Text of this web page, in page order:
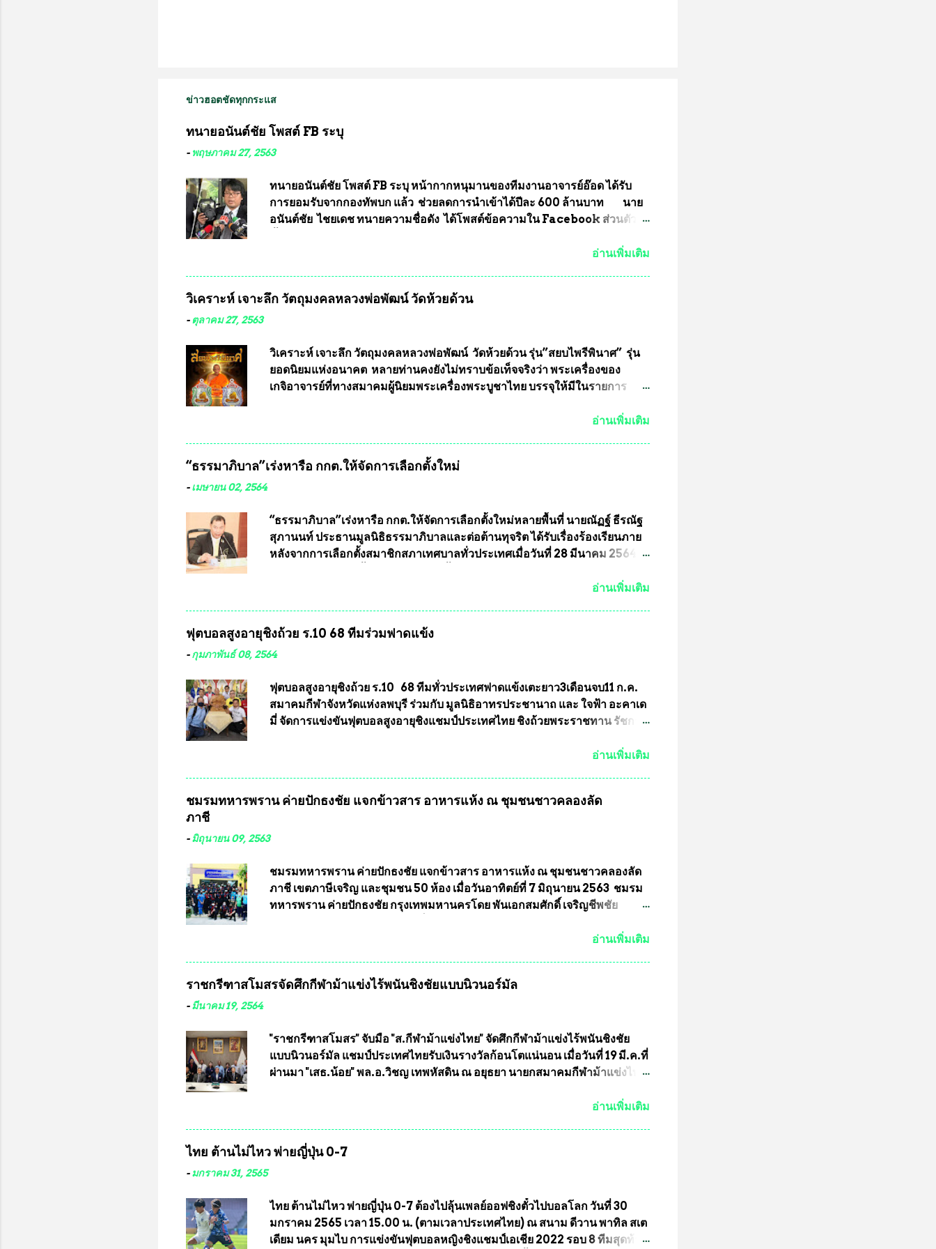
ข่าวฮอตชัดทุกกระแส
ทนายอนันต์ชัย โพสต์ FB ระบุ
- พฤษภาคม 27, 2563
ทนายอนันต์ชัย โพสต์ FB ระบุ หน้ากากหนุมานของทีมงานอาจารย์อ๊อด ได้รับ
การยอมรับจากกองทัพบก แล้ว ช่วยลดการนำเข้าได้ปีละ 600 ล้านบาท นาย
อนันต์ชัย ไชยเดช ทนายความชื่อดัง ได้โพสต์ข้อความใน Facebook ส่วนตัว
ว่า หน้ากากป้องกันสารพิษทางทหาร ถ้าสามารถผลิตได้ในประเทศไทย จะทำให้
กับประเทศชาติอย่างยิ่ง ผมจะดีใจและภูมิใจมากหากหน้ากากป้องกันสารพิษทาง
ทหารนี้ได้รับการผลิตในประเทศลดการนำเข้าโดยเด็ดขาด และสามารถผลิต
จำหน่ายส่งออกต่างประเทศได้ โดยทีมทนายความและทีมงา...
อ่านเพิ่มเติม
วิเคราะห์ เจาะลึก วัตถุมงคลหลวงพ่อพัฒน์ วัดห้วยด้วน
-ตุลาคม 27, 2563
วิเคราะห์ เจาะลึก วัตถุมงคลหลวงพ่อพัฒน์ วัดห้วยด้วน รุ่น”สยบไพรีพินาศ” รุ่น
ยอดนิยมแห่งอนาคต หลายท่านคงยังไม่ทราบข้อเท็จจริงว่า พระเครื่องของ
เกจิอาจารย์ที่ทางสมาคมผู้นิยมพระเครื่องพระบูชาไทย บรรจุให้มีในรายการ
หมุน แต่พระเครื่องหลวงพ่อคูณ มีเพียงบางรุ่นเท่านั้นที่อยู่ในรายการประกวด
ในอนาคต หากทางสมาคมฯ มีการบรรจุพระเครื่องหลวงพ่อพัฒน์ ให้มีการ
ประกวดแบบถาวรบ้าง ก็คงจะมีการคัดเลือกเพียงบางรุ่นเช่นกัน เนื่องจากพระ
เข้ารายการประกวดต้องมีคุณสมบัติชัดเจนดังนี้ 1.)พระทุกองค์จะต้องตอกโค๊ต
และรันหมายเลข (พร้อมทั้งมีการทำลายบล๊อก โค๊ด หมายเลข) 2.)ต้องมีการ
ประกาศจำนวนการจัดสร้างให้ชัดเจน ว่าสร้างจำนวนเท่าไหร่ (เพื่อป้องกันการปั๊ม
อ่านเพิ่มเติม
“ธรรมาภิบาล”เร่งหารือ กกต.ให้จัดการเลือกตั้งใหม่
-เมษายน 02, 2564
“ธรรมาภิบาล”เร่งหารือ กกต.ให้จัดการเลือกตั้งใหม่หลายพื้นที่ นายณัฏฐ์ ธีรณัฐ
สุภานนท์ ประธานมูลนิธิธรรมาภิบาลและต่อต้านทุจริต ได้รับเรื่องร้องเรียนภาย
หลังจากการเลือกตั้งสมาชิกสภาเทศบาลทั่วประเทศเมื่อวันที่ 28 มีนาคม 2564 ที่
กฎหมายการเลือกตั้ง นายณัฏฐ์ ธีรณัฐสุภานนท์ เปิดเผยว่า “ยกตัวอย่างในเขต
กฎหมายการเลือกตั้งเข้ามาเป็นจำนวนมาก โดยจะเข้าหารือกับเลขาธิการคณะ
กรรมการการเลือกตั้ง เพื่อให้ตั้งคณะกรรมการแสวงหาข้อเท็จจริง เร่งให้มีคำ
เลือกตั้งใหม่อีกครั้ง ประธานมูลนิธิธรรมาภิบาลและต่อต้านทุจริต กล่าวต่ออีกว่า
“นครเชียงใหม่เป็นเขตพื้นที่เศรษฐกิจอันสำคัญของภาคเหนือ ต้องส่งเสริมให้ผู้นำ
ในระดับต่างๆมีหลักธรรมาภิบาลในการบริหารราชการแผ่นดิน คณะกรรมการ
อ่านเพิ่มเติม
ฟุตบอลสูงอายุชิงถ้วย ร.10 68 ทีมร่วมฟาดแข้ง
-กุมภาพันธ์ 08, 2564
ฟุตบอลสูงอายุชิงถ้วย ร.10 68 ทีมทั่วประเทศฟาดแข้งเตะยาว3เดือนจบ11 ก.ค.
สมาคมกีฬาจังหวัดแห่งลพบุรี ร่วมกับ มูลนิธิอาทรประชานาถ และ ใจฟ้า อะคาเด
มี่ จัดการแข่งขันฟุตบอลสูงอายุชิงแชมป์ประเทศไทย ชิงถ้วยพระราชทาน รัชกาล
ชาติอนุญาตให้ลงแข่งขันได้ ทีมแชมป์ได้รับ 150,000 บาท พร้อมได้สิทธิ์ไปทัวร์
ประธานมูลนิธิประชานาถ และ ประธานอำนวยการจัดการแข่งขันฟุตบอลสูงอายุ
บดินทรเทพยวรางกูร (รัชกาลที่ 10 ) พร้อมด้วย ดร.สุจินต์ สว่างศรี รองประธาน
แข่งขัน และคณะทำงาน ได้ร่วมกันประชุมหารือเตรียมความพร้อมจัดการ
แข่งขันฟุตบอลสูงอายุ ชิงแชมป์ประเทศไทย ครั้งที่ 1 ประจำปี 2564 กำหนด
แข่งขันระหว่างวันที่ 24 เมษายน จนถึงว...
อ่านเพิ่มเติม
ชมรมทหารพราน ค่ายปักธงชัย แจกข้าวสาร อาหารแห้ง ณ​ ชุมชนชาวคลองลัด
ภาชี
-มิถุนายน 09, 2563
ชมรมทหารพราน ค่ายปักธงชัย แจกข้าวสาร อาหารแห้ง ณ​ ชุมชนชาวคลองลัด
ภาชี เขตภาษีเจริญ และชุมชน 50 ห้อง เมื่อวันอาทิตย์ที่ 7 มิถุนายน 2563 ชมรม
ทหารพราน ค่ายปักธงชัย กรุงเทพมหานครโดย พันเอกสมศักดิ์ เจริญชีพชัย
กรุงเทพมหานคร ได้เป็นประธาน แจกข้าวสาร อาหารแห้ง ให้กับพี่น้องชุมชน
พันอากาศเอก ทองอินทร์ พรหมสุวรรณ ท่านรองกัมปนาท ผู้ร่วมประสานงาน ไม่
ธรรม ประธานชุมชน คลองลัดภาชีเขตภาษีเจริญ สท.ทพ. สมนึก ปัทมาลัยที่
ปรึกษา และการแจกข้าวสารอาหารแห้งในคราวครั้งนี้ก็ได้รับความ ร้องขอจาก
ประธานชุมชนคลองลัดภาชีเขตภาษีเจริญ !!พี่น้องชุมชนได้รับความเดือดร้อน
อ่านเพิ่มเติม
ราชกรีฑาสโมสรจัดศึกกีฬาม้าแข่งไร้พนันชิงชัยแบบนิวนอร์มัล
-มีนาคม 19, 2564
"ราชกรีฑาสโมสร" จับมือ "ส.กีฬาม้าแข่งไทย" จัดศึกกีฬาม้าแข่งไร้พนันชิงชัย
แบบนิวนอร์มัล แชมป์ประเทศไทยรับเงินรางวัลก้อนโตแน่นอน เมื่อวันที่ 19 มี.ค.ที่
ผ่านมา "เสธ.น้อย" พล.อ.วิชญ เทพหัสดิน ณ อยุธยา นายกสมาคมกีฬาม้าแข่งไทย
สโมสร กับ สมาคมกีฬาม้าแข่งไทย ที่ห้องประชุมมูลนิธิโอลิมปิคไทย (บ้าน
อำนวยการแข่งม้า พร้อมด้วย นายเต็มสุข สุวรรณศร กรรมการอำนวยการแข่งม้า
และรักษาการผู้จัดการฝ่ายแข่งม้า สมาคมราชกรีฑาสโมสร และคณะกรรมการ
ประจำปี 2564 ซึ่งเป็นครั้งแรกของการชิงแชมป์ประเทศไทย และเป็นครั้งที่ 2
ของการแข่งม้ากีฬาที่ไม่เกี่ยวข้องกับการพนัน กำหนดจัดขึ้นในวันที่ 16 พ.ค.นี้ ที่
สนามราชกรีฑาสโมสร เวลา 12.00 น. เป็นต้นไป ถ่ายทอดสดทางช่องที-สปอร์ต
อ่านเพิ่มเติม
ไทย ต้านไม่ไหว พ่ายญี่ปุ่น 0-7
-มกราคม 31, 2565
ไทย ต้านไม่ไหว พ่ายญี่ปุ่น 0-7 ต้องไปลุ้นเพลย์ออฟชิงตั๋วไปบอลโลก วันที่ 30
มกราคม 2565 เวลา 15.00 น. (ตามเวลาประเทศไทย) ณ สนาม ดีวาน พาทิล สเต
เดียม นคร มุมไบ การแข่งขันฟุตบอลหญิงชิงแชมป์เอเชีย 2022 รอบ 8 ทีมสุดท้าย